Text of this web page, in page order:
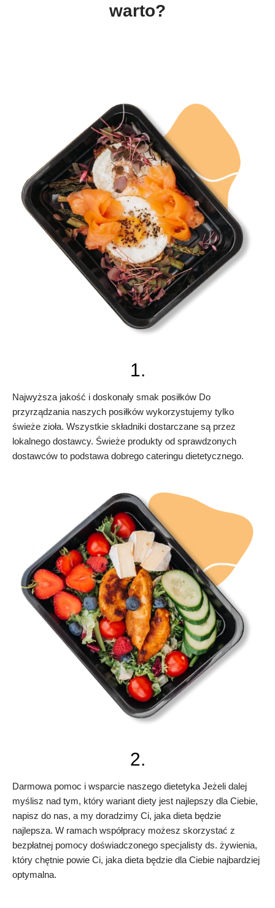
warto?
1.
Najwyższa jakość i doskonały smak posiłków Do
przyrządzania naszych posiłków wykorzystujemy tylko
świeże zioła. Wszystkie składniki dostarczane są przez
lokalnego dostawcy. Świeże produkty od sprawdzonych
dostawców to podstawa dobrego cateringu dietetycznego.
2.
Darmowa pomoc i wsparcie naszego dietetyka Jeżeli dalej
myślisz nad tym, który wariant diety jest najlepszy dla Ciebie,
napisz do nas, a my doradzimy Ci, jaka dieta będzie
najlepsza. W ramach współpracy możesz skorzystać z
bezpłatnej pomocy doświadczonego specjalisty ds. żywienia,
który chętnie powie Ci, jaka dieta będzie dla Ciebie najbardziej
optymalna.